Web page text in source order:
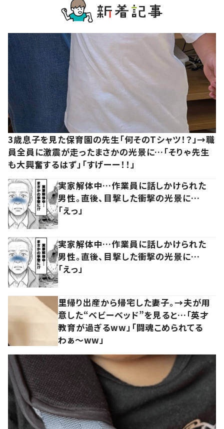
3歳息子を見た保育園の先生「何そのTシャツ！？」→職
員全員に激震が走ったまさかの光景に…「そりゃ先生
も大興奮するはず」「すげーー！！」
実家解体中…作業員に話しかけられた
男性。直後、目撃した衝撃の光景に…
「えっ」
実家解体中…作業員に話しかけられた
男性。直後、目撃した衝撃の光景に…
「えっ」
里帰り出産から帰宅した妻子。→夫が用
意した“ベビーベッド”を見ると…「英才
教育が過ぎるww」「闘魂こめられてる
わぁ～ww」